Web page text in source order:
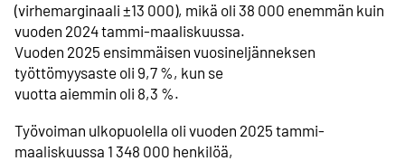
(virhemarginaali ±13 000), mikä oli 38 000 enemmän kuin
vuoden 2024 tammi-maaliskuussa.
Vuoden 2025 ensimmäisen vuosineljänneksen
työttömyysaste oli 9,7 %, kun se
vuotta aiemmin oli 8,3 %.
Työvoiman ulkopuolella oli vuoden 2025 tammi-
maaliskuussa 1 348 000 henkilöä,